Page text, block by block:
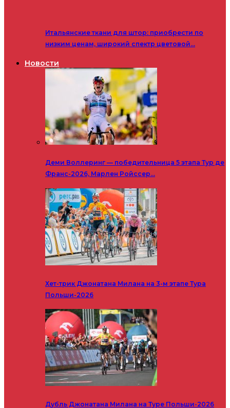
Итальянские ткани для штор: приобрести по
низким ценам, широкий спектр цветовой…
Новости
Деми Воллеринг — победительница 5 этапа Тур де
Франс-2026, Марлен Ройссер…
Хет-трик Джонатана Милана на 3-м этапе Тура
Польши-2026
Дубль Джонатана Милана на Туре Польши-2026